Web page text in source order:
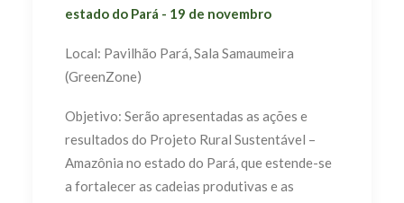
estado do Pará - 19 de novembro
Local: Pavilhão Pará, Sala Samaumeira
(GreenZone)
Objetivo: Serão apresentadas as ações e
resultados do Projeto Rural Sustentável –
Amazônia no estado do Pará, que estende-se
a fortalecer as cadeias produtivas e as